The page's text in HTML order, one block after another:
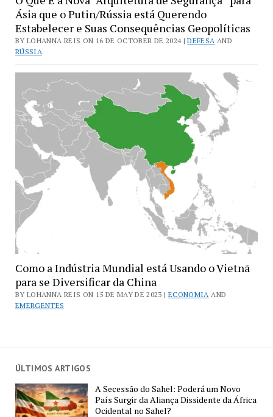
o
Potencial
para
Novo
Ásia que o Putin/Rússia está Querendo
Estabelecer e Suas Consequências Geopolíticas
BY LOHANNA REIS ON 16 DE OCTOBER DE 2024 |DEFESA AND
RÚSSIA
Como a Indústria Mundial está Usando o Vietnã
para se Diversificar da China
BY LOHANNA REIS ON 15 DE MAY DE 2023 | ECONOMIA AND
EMERGENTES
ÚLTIMOS ARTIGOS
A Secessão do Sahel: Poderá um Novo
País Surgir da Aliança Dissidente da África
Ocidental no Sahel?